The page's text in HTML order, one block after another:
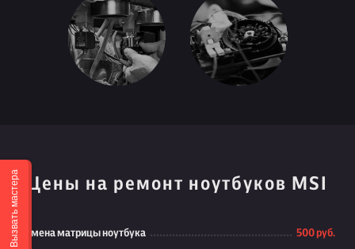
Цены на ремонт ноутбуков MSI
Замена матрицы ноутбука 500 руб.
Вызвать мастера